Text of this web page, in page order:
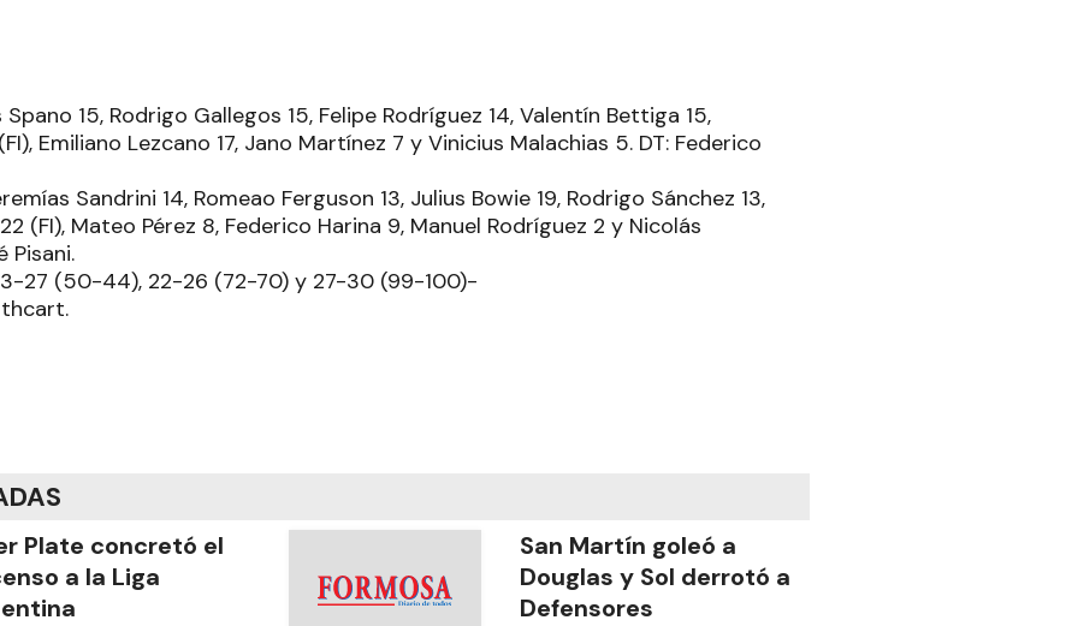
15, Rodrigo Gallegos 15, Felipe Rodríguez 14, Valentín Bettiga 15,
Emiliano Lezcano 17, Jano Martínez 7 y Vinicius Malachias 5. DT: Federico
Sandrini 14, Romeao Ferguson 13, Julius Bowie 19, Rodrigo Sánchez 13,
(FI), Mateo Pérez 8, Federico Harina 9, Manuel Rodríguez 2 y Nicolás
Pisani.
27 (50-44), 22-26 (72-70) y 27-30 (99-100)-
Plate concretó el
a la Liga
San Martín goleó a
Douglas y Sol derrotó a
Defensores